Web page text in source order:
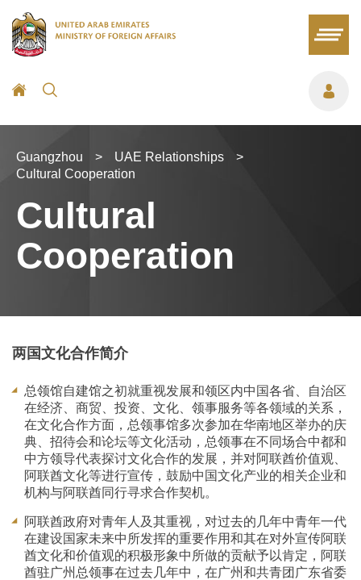
Guangzhou > UAE Relationships
>
Cultural Cooperation
Cultural
Cooperation
两国文化合作简介
总领馆自建馆之初就重视发展和领区内中国各省、自治区
在经济、商贸、投资、文化、领事服务等各领域的关系，
在文化合作方面，总领事馆多次参加在华南地区举办的庆
典、招待会和论坛等文化活动，总领事在不同场合中都和
中方领导代表探讨文化合作的发展，并对阿联酋价值观、
阿联酋文化等进行宣传，鼓励中国文化产业的相关企业和
机构与阿联酋同行寻求合作契机。
阿联酋政府对青年人及其重视，对过去的几年中青年一代
在建设国家未来中所发挥的重要作用和其在对外宣传阿联
酋文化和价值观的积极形象中所做的贡献予以肯定，阿联
酋驻广州总领事在过去几年中，在广州和共青团广东省委